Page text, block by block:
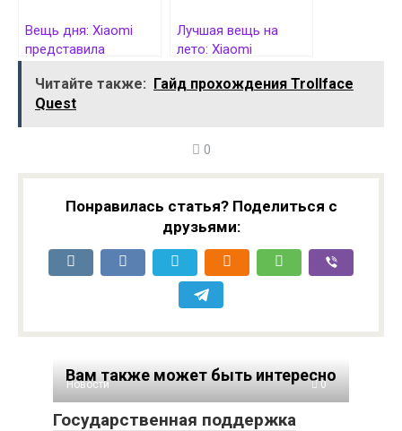
Вещь дня: Xiaomi
представила
Mijia Water Purifier Pro
с фильтром, который
Лучшая вещь на
лето: Xiaomi
мощный напольный
самоочисткой
Читайте также: Гайд прохождения Trollface
Quest
0
Понравилась статья? Поделиться с
друзьями:
Вам также может быть интересно
Новости 0
Государственная поддержка